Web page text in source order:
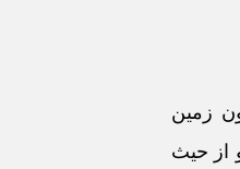
مهلت اعتراض به نظریه وزارت مسکن و شهرسازی موضوع ماده 12 قانون زمین
از حیث